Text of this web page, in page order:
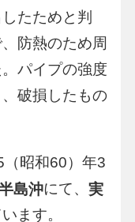
たためと判
防熱のため周
パイプの強度
破損したもの
（昭和60）年3
島沖にて、 実
ます。